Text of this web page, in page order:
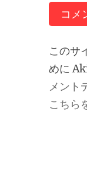
このサ
めに
メント
こちら